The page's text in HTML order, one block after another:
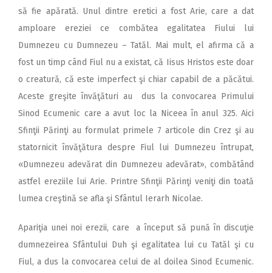
să fie apărată. Unul dintre eretici a fost Arie, care a dat
amploare ereziei ce combătea egalitatea Fiului lui
Dumnezeu cu Dumnezeu – Tatăl. Mai mult, el afirma că a
fost un timp când Fiul nu a existat, că Iisus Hristos este doar
o creatură, că este imperfect şi chiar capabil de a păcătui.
Aceste greşite învăţături au dus la convocarea Primului
Sinod Ecumenic care a avut loc la Niceea în anul 325. Aici
Sfinţii Părinţi au formulat primele 7 articole din Crez şi au
statornicit învăţătura despre Fiul lui Dumnezeu întrupat,
«Dumnezeu adevărat din Dumnezeu adevărat», combătând
astfel ereziile lui Arie. Printre Sfinţii Părinţi veniţi din toată
lumea creştină se afla şi Sfântul Ierarh Nicolae.
Apariţia unei noi erezii, care a început să pună în discuţie
dumnezeirea Sfântului Duh şi egalitatea lui cu Tatăl şi cu
Fiul, a dus la convocarea celui de al doilea Sinod Ecumenic.